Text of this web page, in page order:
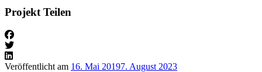
Projekt Teilen
Veröffentlicht am 16. Mai 20197. August 2023